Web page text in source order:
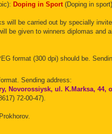
Doping in Sport(Doping in
will be carried out by specially
be given to winners diplomas and
format (300 dpi) should be.
Sending address:
Novorossiysk, ul. K.Marksa, 44,
72-00-47).